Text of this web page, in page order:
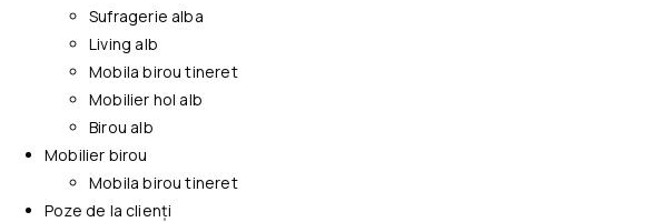
Sufragerie alba
Living alb
Mobila birou tineret
Mobilier hol alb
Birou alb
Mobilier birou
Mobila birou tineret
Poze de la clienți